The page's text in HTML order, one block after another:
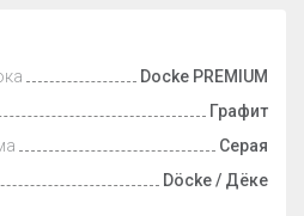
Docke PREMIUM
Графит
Серая
Döcke / Дёке